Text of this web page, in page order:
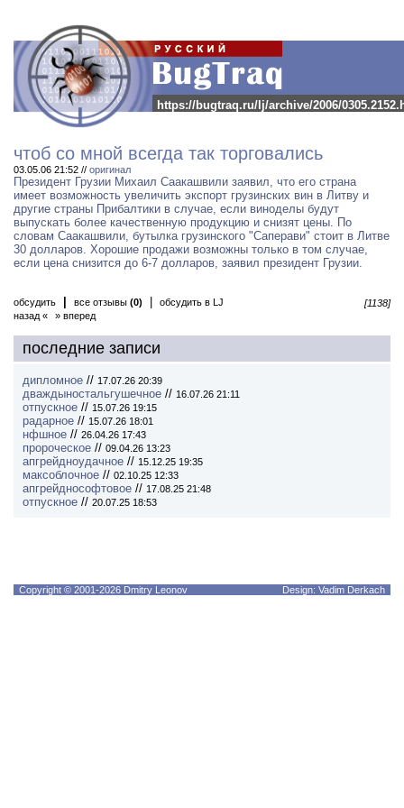
https://bugtraq.ru/lj/archive/2006/
чтоб со мной всегда так торговались
03.05.06 21:52 // оригинал
Президент Грузии Михаил Саакашвили заявил, что его страна
имеет возможность увеличить экспорт грузинских вин в Литву и
другие страны Прибалтики в случае, если виноделы будут
выпускать более качественную продукцию и снизят цены. По
словам Саакашвили, бутылка грузинского "Саперави" стоит в Литве
30 долларов. Хорошие продажи возможны только в том случае,
если цена снизится до 6-7 долларов, заявил президент Грузии.
обсудить все отзывы (0) обсудить в LJ
[1138]
назад «
» вперед
последние записи
дипломное // 17.07.26 20:39
дваждыностальгушечное // 16.07.26 21:11
отпускное // 15.07.26 19:15
радарное // 15.07.26 18:01
нфшное // 26.04.26 17:43
пророческое // 09.04.26 13:23
апгрейдноудачное // 15.12.25 19:35
максоблочное // 02.10.25 12:33
апгрейднософтовое // 17.08.25 21:48
отпускное // 20.07.25 18:53
Copyright © 2001-2026 Dmitry Leonov Design: Vadim Derkach